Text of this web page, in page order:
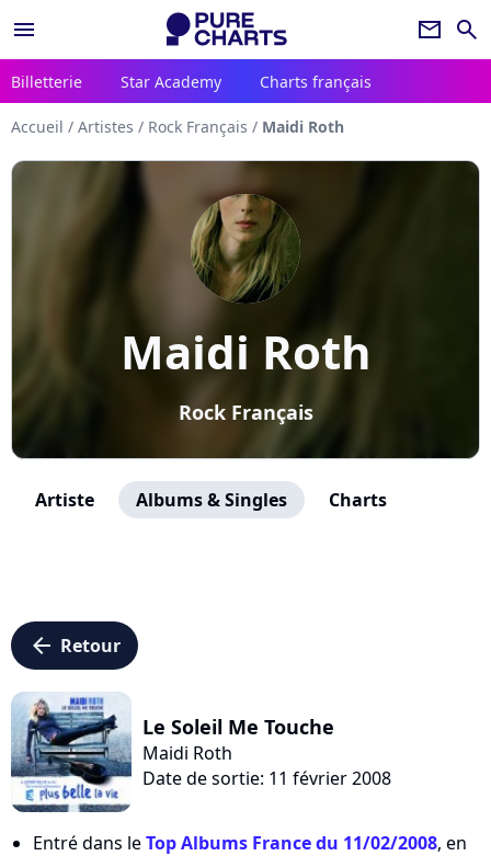
menu newsletter search
Billetterie Star Academy Charts français
Accueil / Artistes / Rock Français / Maidi Roth
Maidi Roth
Rock Français
Artiste Albums & Singles Charts
arrow_left Retour
Le Soleil Me Touche
Maidi Roth
Date de sortie: 11 février 2008
Entré dans leTop Albums France du 11/02/2008, en